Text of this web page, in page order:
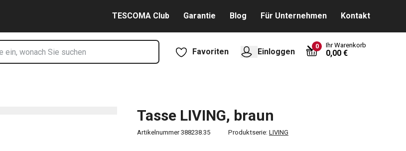
TESCOMA Club Garantie Blog Für Unternehmen Kontakt
Favoriten Einloggen
0 Ihr Warenkorb
0,00 €
Tasse LIVING, braun
Artikelnummer 388238.35 Produktserie: LIVING